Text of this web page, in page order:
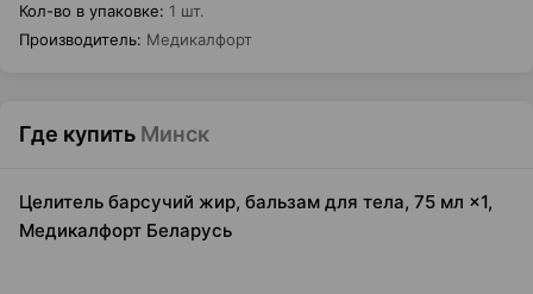
Кол-во в упаковке: 1 шт.
Производитель: Медикалфорт
Где купить Минск
Целитель барсучий жир, бальзам для тела, 75 мл ×1,
Медикалфорт Беларусь